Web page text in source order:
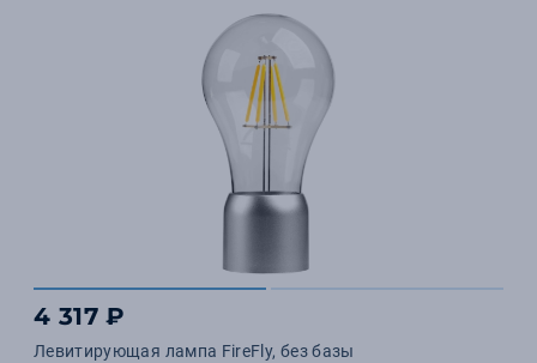
4 317 ₽
Левитирующая лампа FireFly, без базы